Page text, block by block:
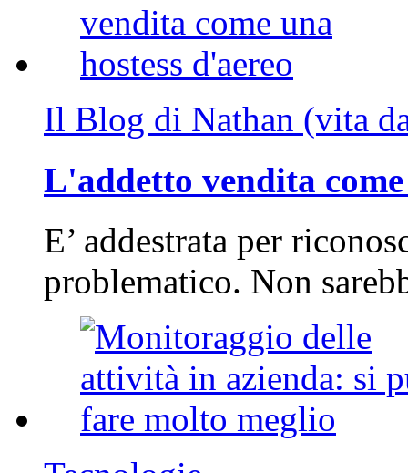
Il Blog di Nathan (vita
L'addetto vendita
E’ addestrata per
problematico. Non